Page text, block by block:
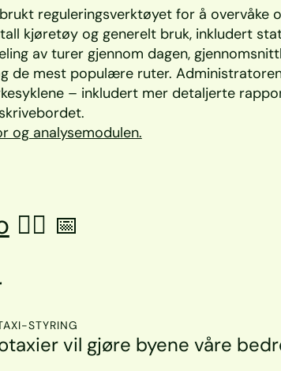
reguleringsverktøyet for å overvåke
kjøretøy og generelt bruk, inkludert
av turer gjennom dagen,
de mest populære ruter.
– inkludert mer detaljerte
og analysemodulen.
👉🏼 📅
STYRING
vil gjøre byene våre